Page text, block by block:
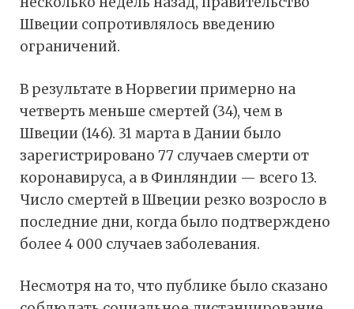
Швеции сопротивлялось введению
ограничений.
В результате в Норвегии примерно на
четверть меньше смертей (34), чем в
Швеции (146). 31 марта в Дании было
зарегистрировано 77 случаев смерти от
коронавируса, а в Финляндии — всего 13.
Число смертей в Швеции резко возросло в
последние дни, когда было подтверждено
более 4 000 случаев заболевания.
Несмотря на то, что публике было сказано